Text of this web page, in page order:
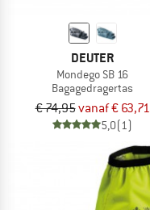
DEUTER
Mondego SB 16
Bagagedragertas
€ 74,95vanaf € 63,71
5,0(1)